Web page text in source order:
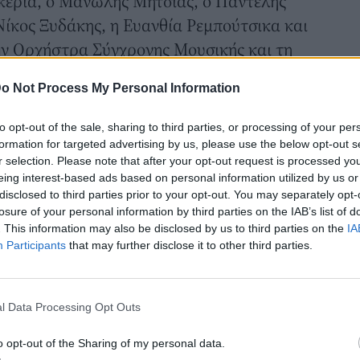
Not Process My Personal Information
opt-out of the sale, sharing to third parties, or processing of your
for targeted advertising by us, please use the below opt-out
selection. Please note that after your opt-out request is processed
interest-based ads based on personal information utilized by us
to third parties prior to your opt-out. You may separately
of your personal information by third parties on the IAB’s list of
This information may also be disclosed by us to third parties on the
Participants that may further disclose it to other third parties.
Data Processing Opt Outs
opt-out of the Sharing of my personal data.
Ξυδάκης, η Ευανθία Ρεμπούτσικα και
Ορχήστρα Σύγχρονης Μουσικής και τη
τους, για τον ιερό σκοπό της
της Ίμβρου.
τον Σύλλογο Ιμβρίων, υπό την αιγίδα
Βαρθολομαίου. Όλα τα έσοδα θα
ενίσχυση των ελληνικών μειονοτικών
με την σύζυγό του Μίνα
από την σύζυγό του Μίνα
αυτή συναυλία. Η σύζυγός του ήταν
φόρεμα και σανδάλια.
με χρυσό τσαντάκι και μακρύ κολιέ με